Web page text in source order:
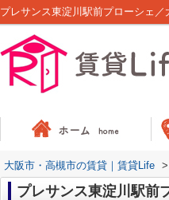
プレサンス東淀川駅前プローシェ
大阪市・高槻市の賃貸｜賃貸Life >
プレサンス東淀川駅前